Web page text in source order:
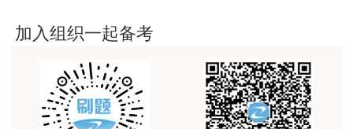
用户m9****88
建设工程教育网很给力，课程逻辑清晰，老师讲解通
俗易懂，重点突出，模拟题质量高，押题卷压中的知
识点很多，尤其是实务简答题秘籍压中将近70%的小
问，让小白学员也能一次过四门，十分给力，值得推
加入组织一起备考